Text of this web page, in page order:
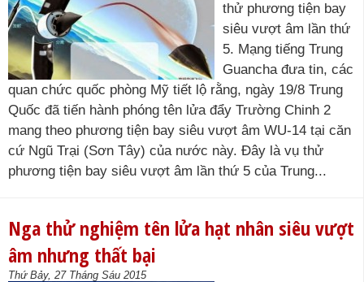
thử phương tiện bay
siêu vượt âm lần thứ
5. Mạng tiếng Trung
Guancha đưa tin, các
quan chức quốc phòng Mỹ tiết lộ rằng, ngày 19/8 Trung
Quốc đã tiến hành phóng tên lửa đẩy Trường Chinh 2
mang theo phương tiện bay siêu vượt âm WU-14 tại căn
cứ Ngũ Trại (Sơn Tây) của nước này. Đây là vụ thử
phương tiện bay siêu vượt âm lần thứ 5 của Trung...
Nga thử nghiệm tên lửa hạt nhân siêu vượt
âm nhưng thất bại
Thứ Bảy, 27 Tháng Sáu 2015